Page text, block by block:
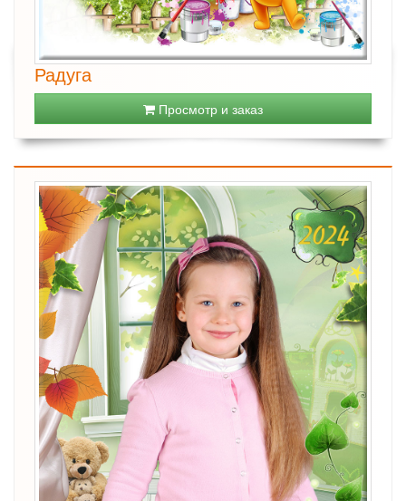
Радуга
Просмотр и заказ